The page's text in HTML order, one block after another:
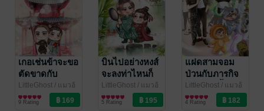
แฝดสามจอม
ป่วนกับภารกิจ
กอบกู้วันสิ้นโลก
LittleGhost/ แมวอ้
วง
นิยายวาย Boy
Love / Yaoi
4 Rating
เปลี่ยนชะตาตัว
ร้ายให้ร้ายกว่า
ต้นฉบับ
LittleGhost/ แมวอ้
วง
นิยายวาย Boy
Love / Yaoi
9 Rating
เกอเช่นข้าจะขอ
ตัดขาดกับ
ตระกูล
LittleGhost / แมวอ้
วง
นิยายวาย Boy
Love / Yaoi
9 Rating
บินไปอย่างหงส์
จะลงท่าไหนก็
แล้วแต่ท่านเลย
LittleGhost / แมวอ้
วง
นิยายวาย Boy
Love / Yaoi
5 Rating
แฝดสามจอม
ป่วนกับภารกิจ
กอบกู้วันสิ้นโลก
LittleGhost/ แมวอ้
วง
นิยายวาย Boy
Love / Yaoi
4 Rating